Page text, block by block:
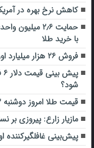
کاهش نرخ بهره در
حمایت ۲٫۶
با خرید طلا
فروش ۲۶ هزار میلیارد اوراق دولتی در بورس
شود؟
قیمت طلا امروز دوشنبه ۱۳بهمن/ ریزش قیمت + جدول و جزئیات کامل
مازیار زارع: پیروزی بر
پیش‌بینی غافلگیرکننده